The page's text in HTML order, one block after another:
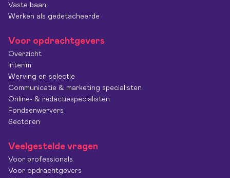
Vaste baan
Werken als gedetacheerde
Voor opdrachtgevers
Overzicht
Interim
Werving en selectie
Communicatie & marketing specialisten
Online- & redactiespecialisten
Fondsenwervers
Sectoren
Veelgestelde vragen
Voor professionals
Voor opdrachtgevers